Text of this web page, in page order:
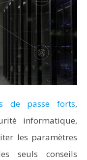
de passe forts,
informatique,
les paramètres
seuls conseils